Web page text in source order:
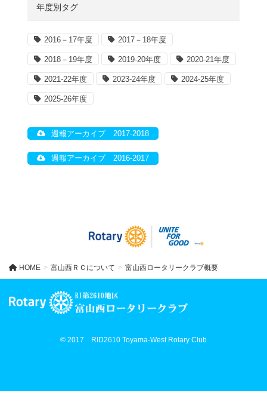
年度別タグ
2016－17年度 2017－18年度
2018－19年度 2019-20年度 2020-21年度
2021-22年度 2023-24年度 2024-25年度
2025-26年度
週報アーカイブ 2017-2018
週報アーカイブ 2016-2017
HOME 富山西ＲＣについて 富山西ロータリークラブ概要
© 2017 RID2610 Toyama-West Rotary Club